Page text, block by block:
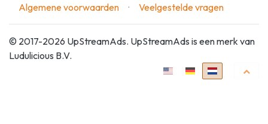
Algemene voorwaarden
· Veelgestelde vragen
© 2017-2026 UpStreamAds. UpStreamAds is een merk van
Ludulicious B.V.